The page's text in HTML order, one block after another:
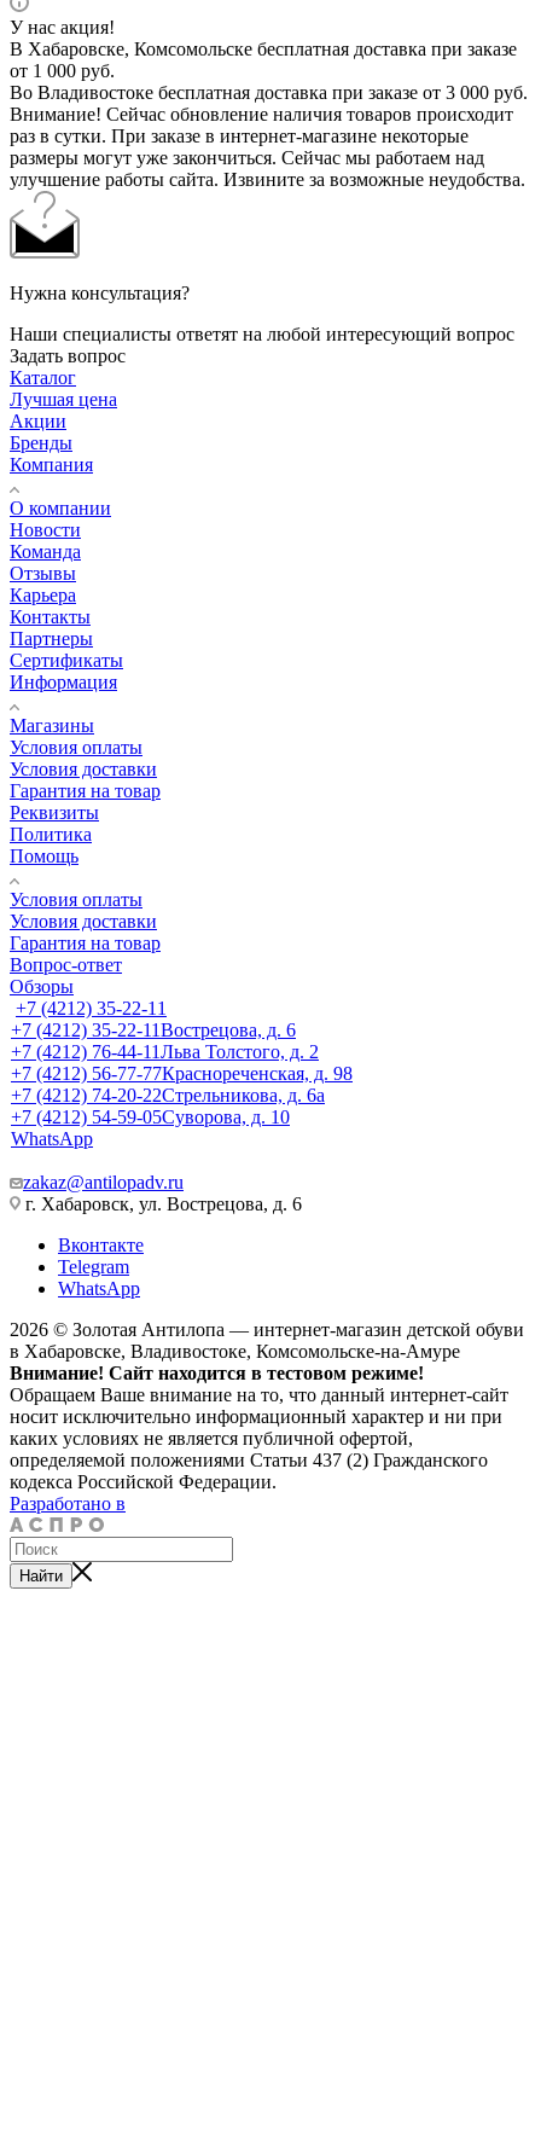
У нас акция!
В Хабаровске, Комсомольске бесплатная доставка при заказе
от 1 000 руб.
Во Владивостоке бесплатная доставка при заказе от 3 000 руб.
Внимание! Сейчас обновление наличия товаров происходит
раз в сутки. При заказе в интернет-магазине некоторые
размеры могут уже закончиться. Сейчас мы работаем над
улучшение работы сайта. Извините за возможные неудобства.
Нужна консультация?
Наши специалисты ответят на любой интересующий вопрос
Задать вопрос
Каталог
Лучшая цена
Акции
Бренды
Компания
О компании
Новости
Команда
Отзывы
Карьера
Контакты
Партнеры
Сертификаты
Информация
Магазины
Условия оплаты
Условия доставки
Гарантия на товар
Реквизиты
Политика
Помощь
Условия оплаты
Условия доставки
Гарантия на товар
Вопрос-ответ
Обзоры
+7 (4212) 35-22-11
+7 (4212) 35-22-11Вострецова, д. 6
+7 (4212) 76-44-11Льва Толстого, д. 2
+7 (4212) 56-77-77Краснореченская, д. 98
+7 (4212) 74-20-22Стрельникова, д. 6а
+7 (4212) 54-59-05Суворова, д. 10
WhatsApp
zakaz@antilopadv.ru
г. Хабаровск, ул. Вострецова, д. 6
Вконтакте
Telegram
WhatsApp
2026 © Золотая Антилопа — интернет-магазин детской обуви
в Хабаровске, Владивостоке, Комсомольске-на-Амуре
Внимание! Сайт находится в тестовом режиме!
Обращаем Ваше внимание на то, что данный интернет-сайт
носит исключительно информационный характер и ни при
каких условиях не является публичной офертой,
определяемой положениями Статьи 437 (2) Гражданского
кодекса Российской Федерации.
Разработано в
Найти